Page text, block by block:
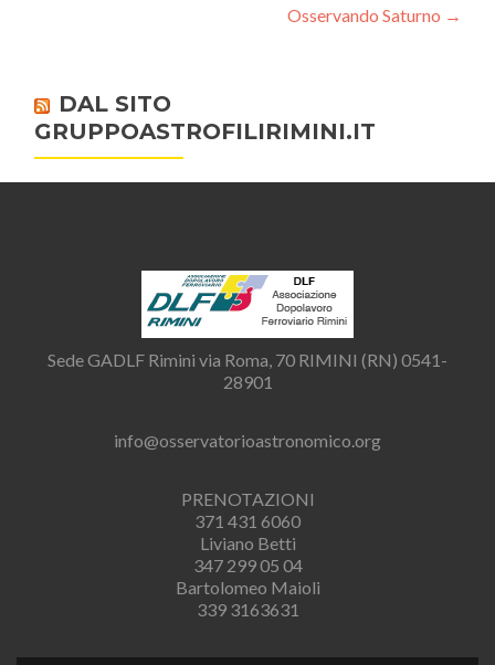
Osservando Saturno →
DAL SITO
GRUPPOASTROFILIRIMINI.IT
Sede GADLF Rimini via Roma, 70 RIMINI (RN) 0541-
28901
info@osservatorioastronomico.org
PRENOTAZIONI
371 431 6060
Liviano Betti
347 299 05 04
Bartolomeo Maioli
339 3163631